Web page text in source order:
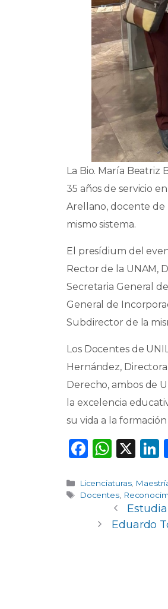
La Bio. María Beatriz
35 años de servicio
Arellano, docente de
mismo sistema.
El presídium del
Rector de la UNAM,
Secretaria General
General de
Subdirector de la
Los Docentes de
Hernández,
Derecho, ambos de
la excelencia
su vida a la
F
c
e
b
W
a
ts
A
X
Categorías
Licenciaturas,
Etiquetas
Docentes,
Eduardo